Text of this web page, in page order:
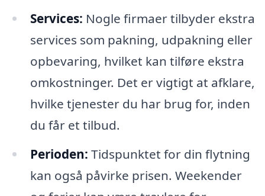
Services: Nogle firmaer tilbyder ekstra
services som pakning, udpakning eller
opbevaring, hvilket kan tilføre ekstra
omkostninger. Det er vigtigt at afklare,
hvilke tjenester du har brug for, inden
du får et tilbud.
Perioden: Tidspunktet for din flytning
kan også påvirke prisen. Weekender